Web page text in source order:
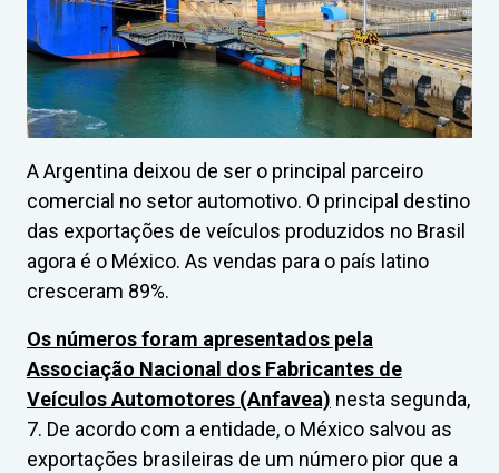
A Argentina deixou de ser o principal parceiro
comercial no setor automotivo. O principal destino
das exportações de veículos produzidos no Brasil
agora é o México. As vendas para o país latino
cresceram 89%.
Os números foram apresentados pela
Associação Nacional dos Fabricantes de
Veículos Automotores (Anfavea) nesta segunda,
7. De acordo com a entidade, o México salvou as
exportações brasileiras de um número pior que a